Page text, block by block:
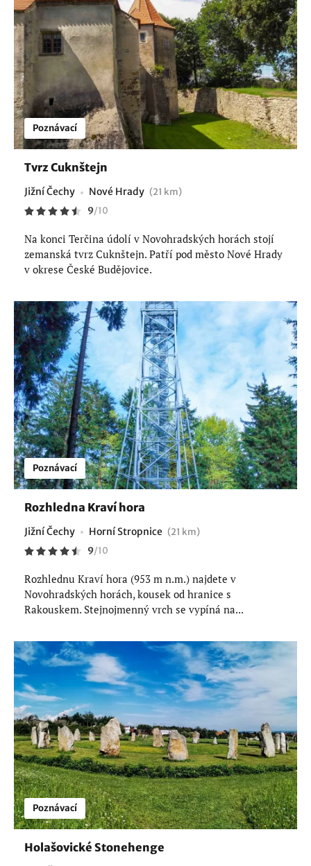
Poznávací
Tvrz Cuknštejn
Jižní Čechy Nové Hrady (21 km)
9/10
Na konci Terčina údolí v Novohradských horách stojí
zemanská tvrz Cuknštejn. Patří pod město Nové Hrady
v okrese České Budějovice.
Poznávací
Rozhledna Kraví hora
Jižní Čechy Horní Stropnice (21 km)
9/10
Rozhlednu Kraví hora (953 m n.m.) najdete v
Novohradských horách, kousek od hranice s
Rakouskem. Stejnojmenný vrch se vypíná na...
Poznávací
Holašovické Stonehenge